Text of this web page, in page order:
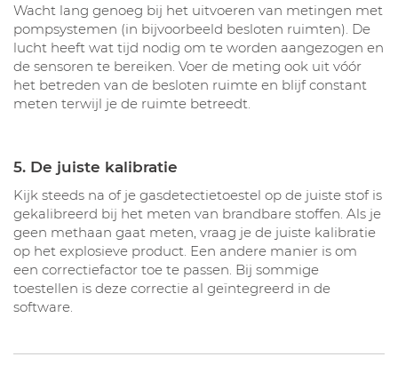
Wacht lang genoeg bij het uitvoeren van metingen met
pompsystemen (in bijvoorbeeld besloten ruimten). De
lucht heeft wat tijd nodig om te worden aangezogen en
de sensoren te bereiken. Voer de meting ook uit vóór
het betreden van de besloten ruimte en blijf constant
meten terwijl je de ruimte betreedt.
5. De juiste kalibratie
Kijk steeds na of je gasdetectietoestel op de juiste stof is
gekalibreerd bij het meten van brandbare stoffen. Als je
geen methaan gaat meten, vraag je de juiste kalibratie
op het explosieve product. Een andere manier is om
een correctiefactor toe te passen. Bij sommige
toestellen is deze correctie al geïntegreerd in de
software.